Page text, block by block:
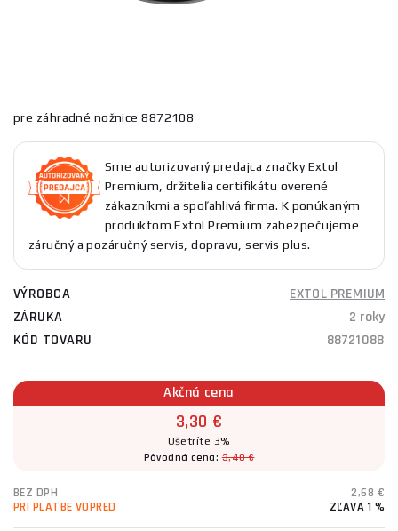
pre záhradné nožnice 8872108
Sme autorizovaný predajca značky Extol
Premium, držitelia certifikátu overené
zákazníkmi a spoľahlivá firma. K ponúkaným
produktom Extol Premium zabezpečujeme
záručný a pozáručný servis, dopravu, servis plus.
VÝROBCA
EXTOL PREMIUM
ZÁRUKA
2 roky
KÓD TOVARU
8872108B
Akčná cena
3,30 €
Ušetríte 3%
Pôvodná cena:3,40 €
BEZ DPH
2,68 €
PRI PLATBE VOPRED
ZĽAVA 1 %